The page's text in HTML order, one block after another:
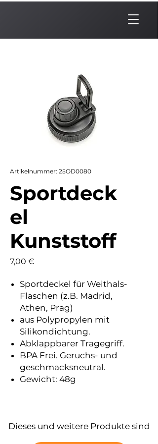
Artikelnummer: 25OD0080
Sportdeck
el
Kunststoff
7,00 €
Sportdeckel für Weithals-
Flaschen (z.B. Madrid,
Athen, Prag)
aus Polypropylen mit
Silikondichtung.
Abklappbarer Tragegriff.
BPA Frei. Geruchs- und
geschmacksneutral.
Gewicht: 48g
Dieses und weitere Produkte sind